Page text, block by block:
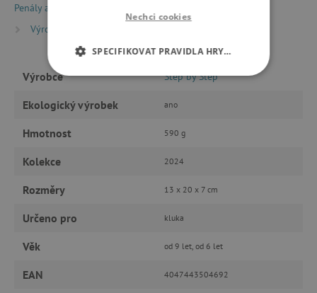
Penály a pouzdra
Výrobci
Výrobce Step by Step
Ekologický výrobek ano
Hmotnost 590 g
Kolekce 2024
Rozměry 13 x 20 x 7 cm
Určeno pro kluka
Věk od 9 let, od 6 let
EAN 4047443504692
Nechci cookies
SPECIFIKOVAT PRAVIDLA HRY…
NEZBYTNĚ NUTNÉ COOKIES
Nezbytně nutné cookies